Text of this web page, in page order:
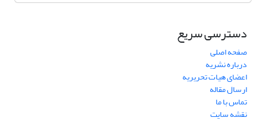
دسترسی سریع
صفحه اصلی
درباره نشریه
اعضای هیات تحریریه
ارسال مقاله
تماس با ما
نقشه سایت